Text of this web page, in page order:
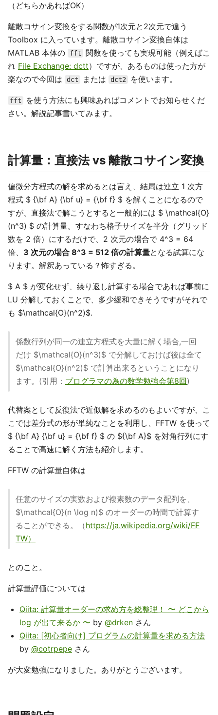
（どちらかあればOK）
離散コサイン変換をする関数が1次元と2次元で違う
Toolbox に入っています。離散コサイン変換自体は
MATLAB 本体の
fft
関数を使っても実現可能（例えばこ
れ File Exchange: dctt）ですが、あるものは使った方が
楽なので今回は
dct または dct2 を使います。
fft
を使う方法にも興味あればコメントでお知らせくだ
さい。解説記事書いてみます。
計算量：直接法 vs 離散コサイン変換
偏微分方程式の解を求めるとは言え、結局は連立 1 次方
程式 $ {\bf A} {\bf u} = {\bf f} $ を解くことになるので
すが、直接法で解こうとすると一般的には $ \mathcal{O}
(n^3) $ の計算量。すなわち格子サイズを半分（グリッド
数を 2 倍）にするだけで、2 次元の場合で 4^3 = 64
倍、 3 次元の場合 8^3 = 512 倍の計算量となる試算にな
ります。解釈あっている？怖すぎる。
$ A $ が変化せず、繰り返し計算する場合であれば事前に
LU 分解しておくことで、多少緩和できそうですがそれで
も $\mathcal{O}(n^2)$.
係数行列が同一の連立方程式を大量に解く場合,一回
だけ $\mathcal{O}(n^3)$ で分解しておけば後は全て
$\mathcal{O}(n^2)$ で計算出来るということになり
ます。(引用： プログラマの為の数学勉強会第8回)
代替案として反復法で近似解を求めるのもよいですが、こ
こでは差分式の形が単純なことを利用し、FFTW を使って
$ {\bf A} {\bf u} = {\bf f} $ の ${\bf A}$ を対角行列にす
ることで高速に解く方法も紹介します。
FFTW の計算量自体は
任意のサイズの実数および複素数のデータ配列を、
$\mathcal{O}(n \log n)$ のオーダーの時間で計算す
ることができる。（https://ja.wikipedia.org/wiki/FF
TW）
とのこと。
計算量評価については
Qiita: 計算量オーダーの求め方を総整理！ 〜 どこから
log が出て来るか 〜 by @drken さん
Qiita: [初心者向け] プログラムの計算量を求める方法
by @cotrpepe さん
が大変勉強になりました。ありがとうございます。